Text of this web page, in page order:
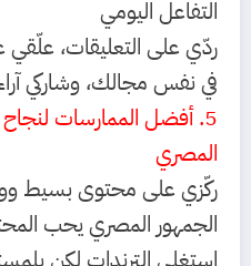
التفاعل اليومي
ردّي على التعليقات،
في نفس مجالك، وشاركي
5. أفضل الممارسات
المصري
ركّزي على محتوى بسيط
الجمهور المصري يحب
استغلي الترندات لكن